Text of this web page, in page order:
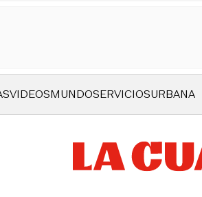
VIDEOSMUNDOSERVICIOSURBANA